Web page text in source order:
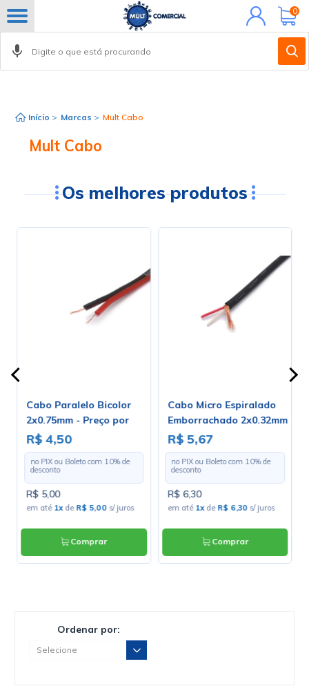
Minha
conta
0
Início > Marcas > Mult Cabo
Mult Cabo
Os melhores produtos
Cabo Paralelo Bicolor
2x0.75mm - Preço por
Metro
R$ 4,50
no PIX ou Boleto com 10% de
desconto
R$ 5,00
em até 1xde R$ 5,00 s/ juros
Comprar
Cabo Micro Espiralado
Emborrachado 2x0.32mm
- Preço Por Metro
R$ 5,67
no PIX ou Boleto com 10% de
desconto
R$ 6,30
em até 1xde R$ 6,30 s/ juros
Comprar
Ordenar por: